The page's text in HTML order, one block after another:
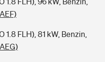
1.8 FLH), 81 kW, Benzin,